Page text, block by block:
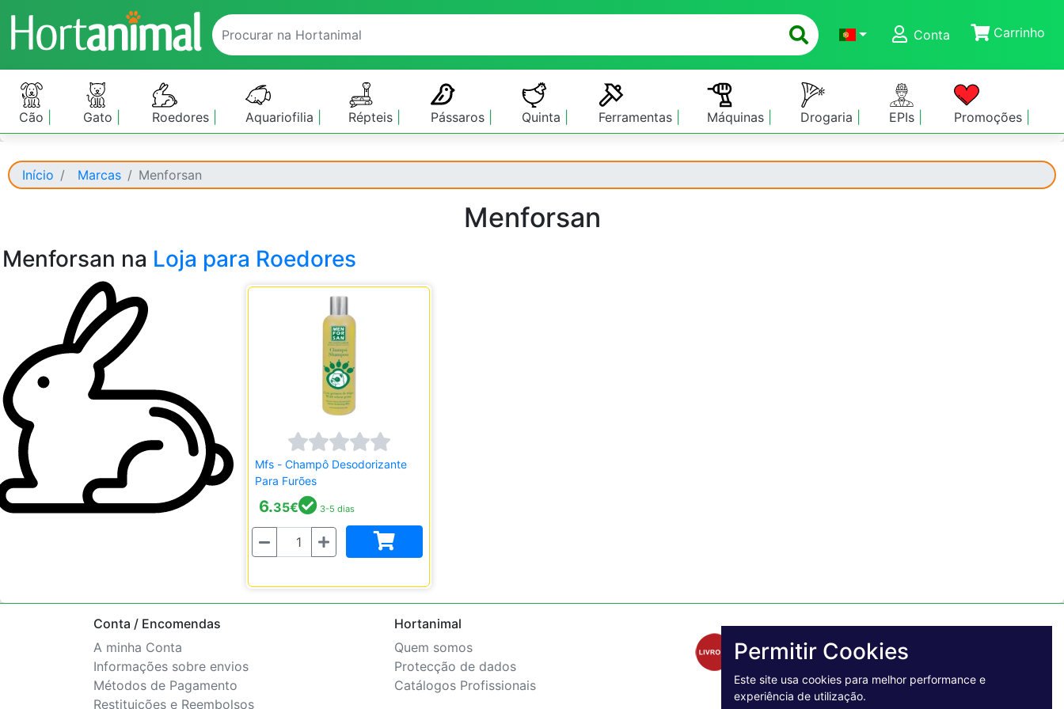
Conta
Carrinho
Cão Gato Roedores Aquariofilia Répteis Pássaros Quinta Ferramentas Máquinas Drogaria EPIs Promoções
Início Marcas Menforsan
Menforsan
Menforsan na Loja para Roedores
Mfs - Champô Desodorizante
Para Furões
6.35€ 3-5 dias
Quantidade
Conta / Encomendas
A minha Conta
Informações sobre envios
Métodos de Pagamento
Restituições e Reembolsos
Hortanimal
Quem somos
Protecção de dados
Catálogos Profissionais
Permitir Cookies
Este site usa cookies para melhor performance e
experiência de utilização.